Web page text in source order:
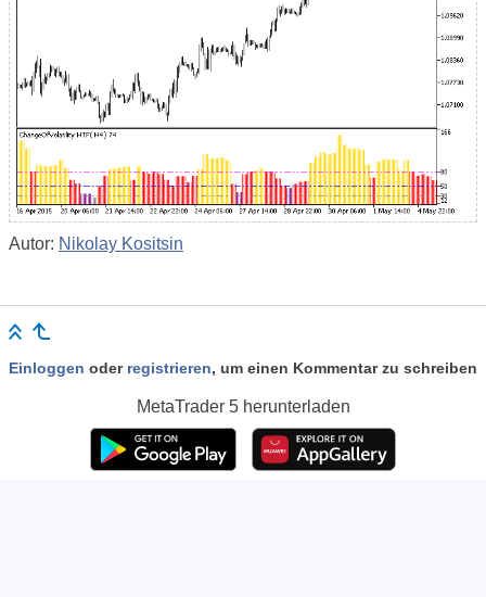
Autor: Nikolay Kositsin
Einloggen oder registrieren, um einen Kommentar zu schreiben
MetaTrader 5herunterladen